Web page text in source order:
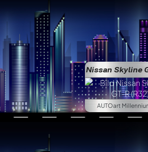
Nissan Skyline
AUTOart